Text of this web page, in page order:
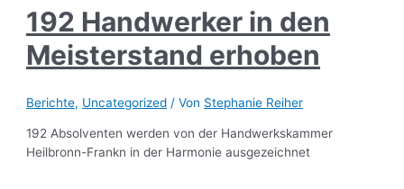
192 Handwerker in den
Meisterstand erhoben
Berichte, Uncategorized / Von Stephanie Reiher
192 Absolventen werden von der Handwerkskammer
Heilbronn-Frankn in der Harmonie ausgezeichnet